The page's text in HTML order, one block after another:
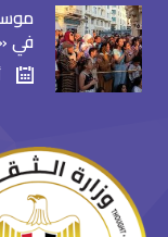
في